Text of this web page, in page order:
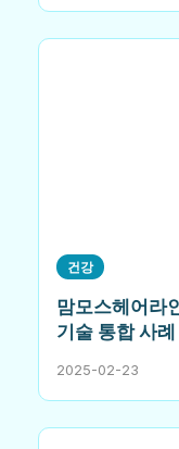
건강
맘모스헤어라
기술 통합 사례
2025-02-23